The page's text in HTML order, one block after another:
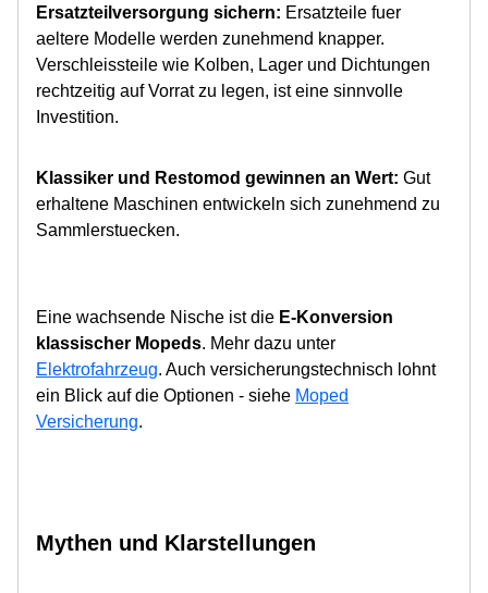
Ersatzteilversorgung sichern: Ersatzteile fuer
aeltere Modelle werden zunehmend knapper.
Verschleissteile wie Kolben, Lager und Dichtungen
rechtzeitig auf Vorrat zu legen, ist eine sinnvolle
Investition.
Klassiker und Restomod gewinnen an Wert: Gut
erhaltene Maschinen entwickeln sich zunehmend zu
Sammlerstuecken.
Eine wachsende Nische ist die E-Konversion
klassischer Mopeds. Mehr dazu unter
Elektrofahrzeug. Auch versicherungstechnisch lohnt
ein Blick auf die Optionen - siehe Moped
Versicherung.
Mythen und Klarstellungen